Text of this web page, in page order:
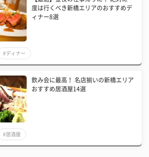
度は行くべき新橋エリアのおすすめデ
ィナー8選
#ディナー
飲み会に最高！ 名店揃いの新橋エリア
おすすめ居酒屋14選
#居酒屋